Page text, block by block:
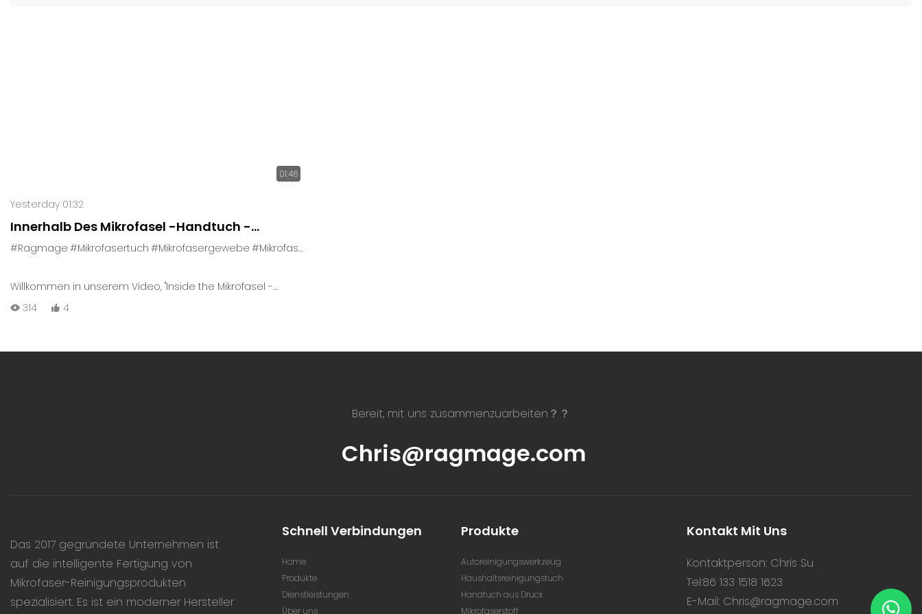
01:46
Yesterday 01:32
Innerhalb Des Mikrofasel -Handtuch -
Workshops: Ein Genauer Blick Auf Die
#Ragmage #Mikrofasertuch #Mikrofasergewebe #Mikrofasertuch
Willkommen in unserem Video, "Inside the Mikrofasel -
Werkstatt: Ein genauer Blick auf die Produktion". Besuchen
Mikrofaser-Handtücher hergestellt werden. Erleben Sie die
314 4
Bereit, mit uns zusammenzuarbeiten？？
Chris@ragmage.com
Das 2017 gegründete Unternehmen ist
auf die intelligente Fertigung von
Mikrofaser-Reinigungsprodukten
spezialisiert. Es ist ein moderner Hersteller
Schnell Verbindungen
Home
Produkte
Dienstleistungen
Über uns
Produkte
Autoreinigungswerkzeug
Haushaltsreinigungstuch
Handtuch aus Druck
Mikrofaserstoff
Kontakt Mit Uns
Kontaktperson: Chris Su
Tel:86 133 1518 1623
E-Mail: Chris@ragmage.com